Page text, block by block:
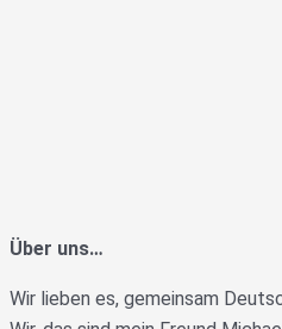
Über uns…
Wir lieben es, gemeinsam